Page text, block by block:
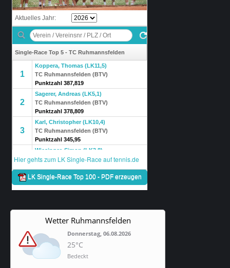
Wetter Ruhmannsfelden
Donnerstag, 06.08.2026
25°C
Bedeckt